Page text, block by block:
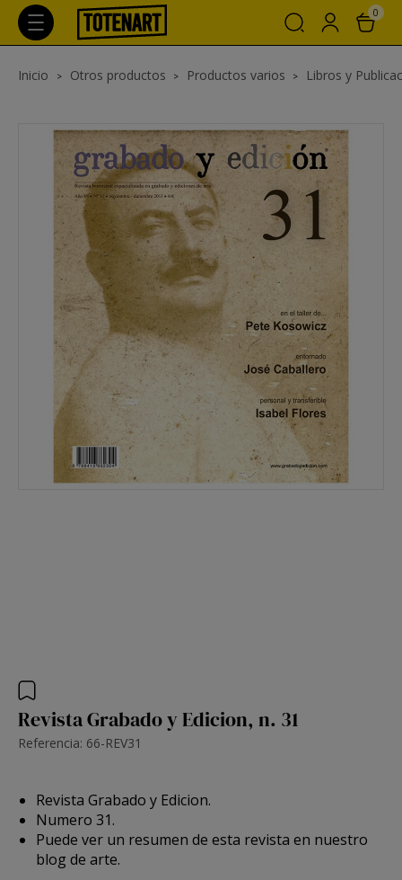
0
Inicio Otros productos Productos varios Libros y
Revista Grabado y Edicion, n. 31
Referencia: 66-REV31
Revista Grabado y Edicion.
Numero 31.
Puede ver un resumen de esta revista en nuestro
blog de arte.